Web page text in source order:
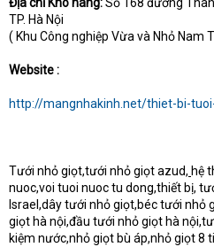
Địa chỉ Kho hàng:Số 168 đường
TP. Hà Nội
( Khu Công nghiệp Vừa và Nhỏ Nam
Website :
http://mangnhakinh.net/thiet-bi-
Tưới nhỏ giọt,tưới nhỏ giọt azud, hệ
nuoc,voi tuoi nuoc tu dong,thiết bị,
Israel ,dây tưới nhỏ giọt,béc tưới nhỏ
giọt hà nội,đầu tưới nhỏ giọt hà nội,
kiệm nước,nhỏ giọt bù áp,nhỏ giọt 8